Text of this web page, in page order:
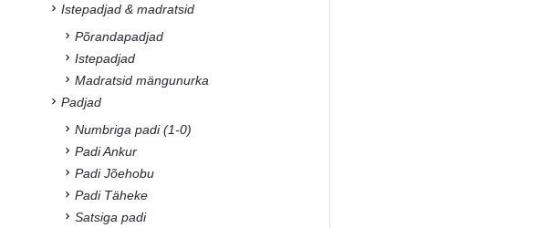
Istepadjad & madratsid
Põrandapadjad
Istepadjad
Madratsid mängunurka
Padjad
Numbriga padi (1-0)
Padi Ankur
Padi Jõehobu
Padi Täheke
Satsiga padi